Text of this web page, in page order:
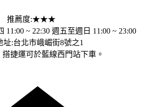
】 推薦度:★★★
11:00 ~ 22:30 週五至週日 11:00 ~ 23:00
址:台北市峨嵋街8號之1
捷運可於藍線西門站下車。